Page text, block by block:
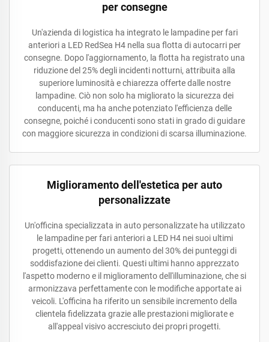
per consegne
Un'azienda di logistica ha integrato le lampadine per fari
anteriori a LED RedSea H4 nella sua flotta di autocarri per
consegne. Dopo l'aggiornamento, la flotta ha registrato una
riduzione del 25% degli incidenti notturni, attribuita alla
superiore luminosità e chiarezza offerte dalle nostre
lampadine. Ciò non solo ha migliorato la sicurezza dei
conducenti, ma ha anche potenziato l'efficienza delle
consegne, poiché i conducenti sono stati in grado di guidare
con maggiore sicurezza in condizioni di scarsa illuminazione.
Miglioramento dell'estetica per auto
personalizzate
Un'officina specializzata in auto personalizzate ha utilizzato
le lampadine per fari anteriori a LED H4 nei suoi ultimi
progetti, ottenendo un aumento del 30% dei punteggi di
soddisfazione dei clienti. Questi ultimi hanno apprezzato
l'aspetto moderno e il miglioramento dell'illuminazione, che si
armonizzava perfettamente con le modifiche apportate ai
veicoli. L'officina ha riferito un sensibile incremento della
clientela fidelizzata grazie alle prestazioni migliorate e
all'appeal visivo accresciuto dei propri progetti.